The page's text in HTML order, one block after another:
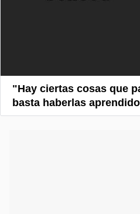
"Hay ciertas cosas que
basta haberlas